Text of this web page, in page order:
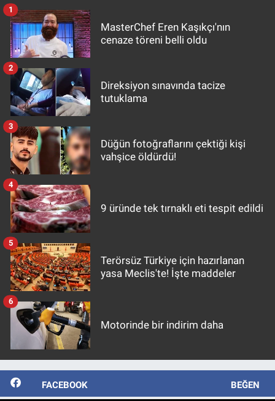
MasterChef Eren Kaşıkçı'nın
cenaze töreni belli oldu
1
Direksiyon sınavında tacize
tutuklama
2
Düğün fotoğraflarını çektiği kişi
vahşice öldürdü!
3
9 üründe tek tırnaklı eti tespit edildi
4
Terörsüz Türkiye için hazırlanan
yasa Meclis'te! İşte maddeler
5
Motorinde bir indirim daha
6
FACEBOOK BEĞEN